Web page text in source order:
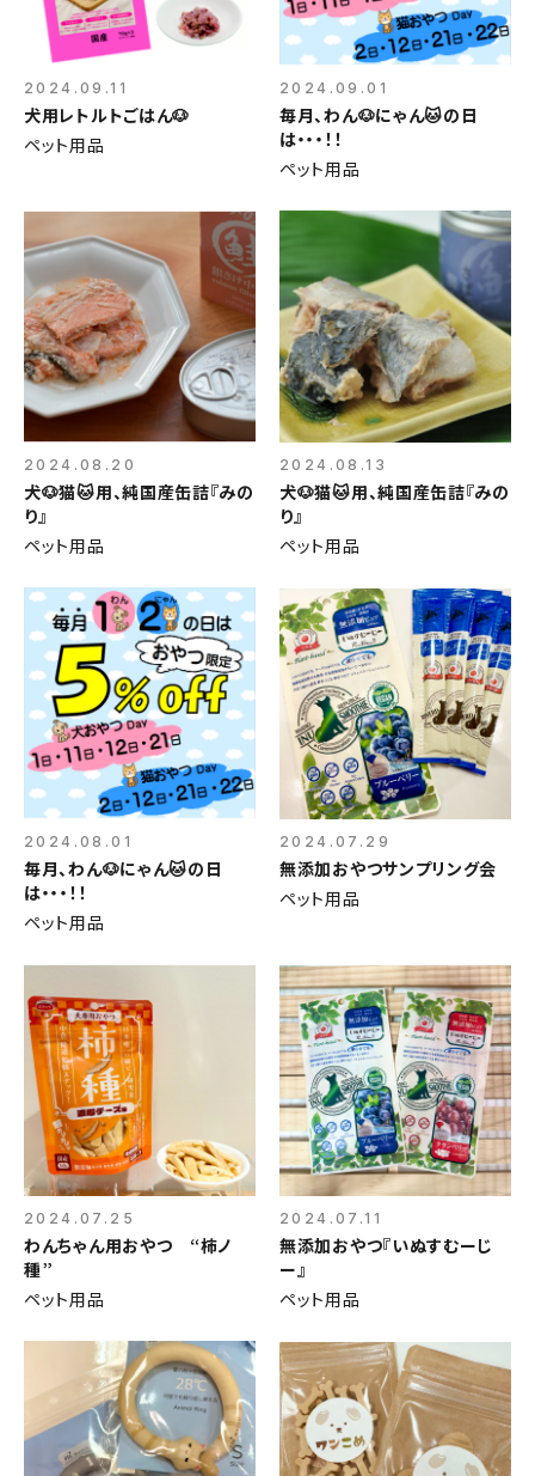
2024.09.11
犬用レトルトごはん🐶
ペット用品
2024.09.01
毎月、わん🐶にゃん🐱の日
は・・・！！
ペット用品
2024.08.20
犬🐶猫🐱用、純国産缶詰『みの
り』
ペット用品
2024.08.13
犬🐶猫🐱用、純国産缶詰『みの
り』
ペット用品
2024.08.01
毎月、わん🐶にゃん🐱の日
は・・・！！
ペット用品
2024.07.29
無添加おやつサンプリング会
ペット用品
2024.07.25
わんちゃん用おやつ “柿ノ
種”
ペット用品
2024.07.11
無添加おやつ『いぬすむーじ
ー』
ペット用品